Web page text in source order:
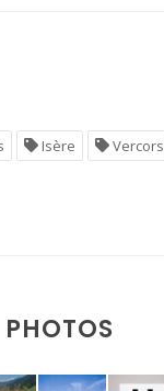
Isère
Vercors
PHOTOS